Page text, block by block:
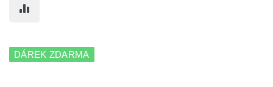
DÁREK ZDARMA